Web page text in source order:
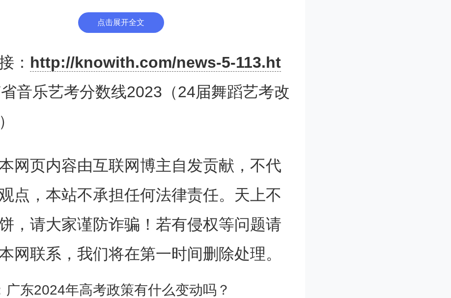
乐学类（音乐表演—器乐）专业统考成
不低于160.00分，视唱练耳单科成绩不
哪些录取规则：
试成绩上线的基础上，按专业考试成绩
排序择优录取。这种录取规则有利于选
点击展开全文
： http://knowith.com/news-5-113.ht
音乐艺考分数线2023（24届舞蹈艺考改
网页内容由互联网博主自发贡献，不代
点，本站不承担任何法律责任。天上不
，请大家谨防诈骗！若有侵权等问题请
网联系，我们将在第一时间删除处理。
广东2024年高考政策有什么变动吗？